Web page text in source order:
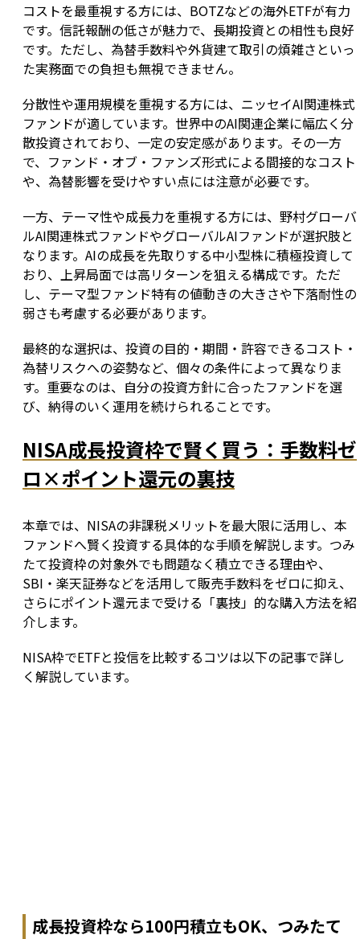
コストを最重視する方には、BOTZなどの海外ETFが有力
です。信託報酬の低さが魅力で、長期投資との相性も良好
です。ただし、為替手数料や外貨建て取引の煩雑さといっ
た実務面での負担も無視できません。
分散性や運用規模を重視する方には、ニッセイAI関連株式
ファンドが適しています。世界中のAI関連企業に幅広く分
散投資されており、一定の安定感があります。その一方
で、ファンド・オブ・ファンズ形式による間接的なコスト
や、為替影響を受けやすい点には注意が必要です。
一方、テーマ性や成長力を重視する方には、野村グローバ
ルAI関連株式ファンドやグローバルAIファンドが選択肢と
なります。AIの成長を先取りする中小型株に積極投資して
おり、上昇局面では高リターンを狙える構成です。ただ
し、テーマ型ファンド特有の値動きの大きさや下落耐性の
弱さも考慮する必要があります。
最終的な選択は、投資の目的・期間・許容できるコスト・
為替リスクへの姿勢など、個々の条件によって異なりま
す。重要なのは、自分の投資方針に合ったファンドを選
び、納得のいく運用を続けられることです。
NISA成長投資枠で賢く買う：手数料ゼ
ロ×ポイント還元の裏技
本章では、NISAの非課税メリットを最大限に活用し、本
ファンドへ賢く投資する具体的な手順を解説します。つみ
たて投資枠の対象外でも問題なく積立できる理由や、
SBI・楽天証券などを活用して販売手数料をゼロに抑え、
さらにポイント還元まで受ける「裏技」的な購入方法を紹
介します。
NISA枠でETFと投信を比較するコツは以下の記事で詳し
く解説しています。
成長投資枠なら100円積立もOK、つみたて